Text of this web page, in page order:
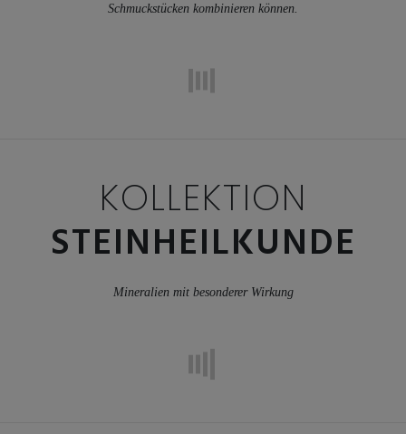
Schmuckstücken kombinieren können.
KOLLEKTION
STEINHEILKUNDE
Mineralien mit besonderer Wirkung